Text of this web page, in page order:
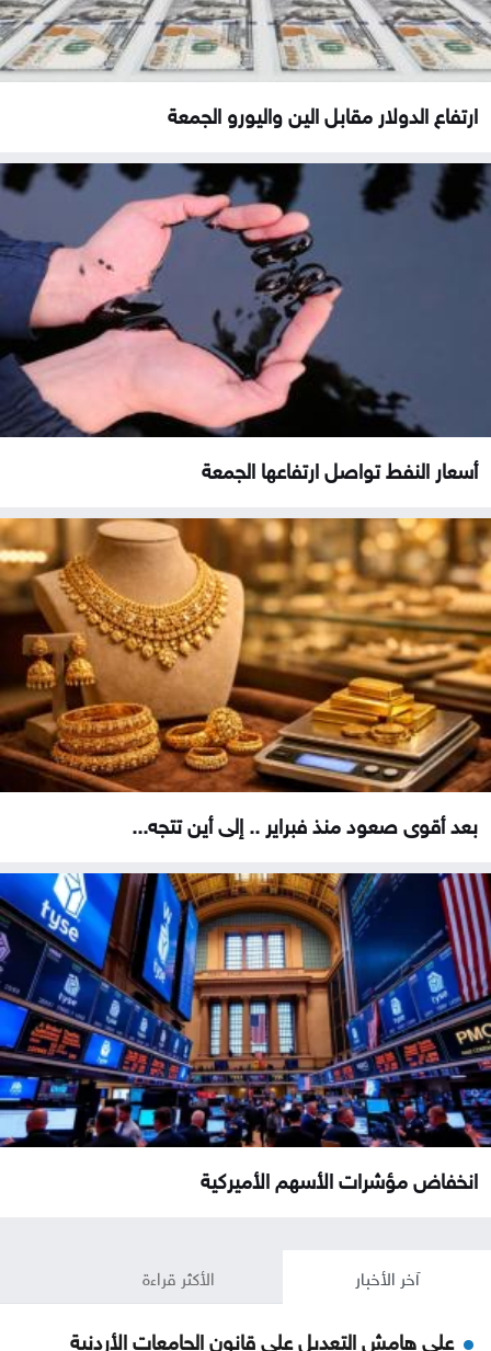
ارتفاع الدولار مقابل الين واليورو الجمعة
أسعار النفط تواصل ارتفاعها الجمعة
بعد أقوى صعود منذ فبراير .. إلى أين تتجه...
انخفاض مؤشرات الأسهم الأميركية
آخر الأخبار الأكثر قراءة
على هامش التعديل على قانون الجامعات الأردنية